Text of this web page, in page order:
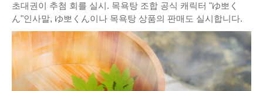
초대권이 추첨 회를 실시. 목욕탕 조합 공식 캐릭터 "ゆ뽀く
ん"인사말, ゆ뽀くん이나 목욕탕 상품의 판매도 실시합니다.